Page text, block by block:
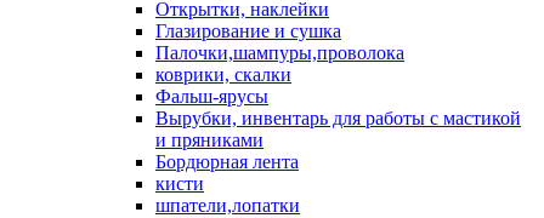
Открытки, наклейки
Глазирование и сушка
Палочки,шампуры,проволока
коврики, скалки
Фальш-ярусы
Вырубки, инвентарь для работы с мастикой
и пряниками
Бордюрная лента
кисти
шпатели,лопатки